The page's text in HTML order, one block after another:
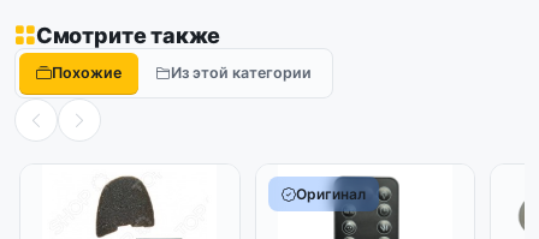
Смотрите также
Похожие Из этой категории
Оригинал